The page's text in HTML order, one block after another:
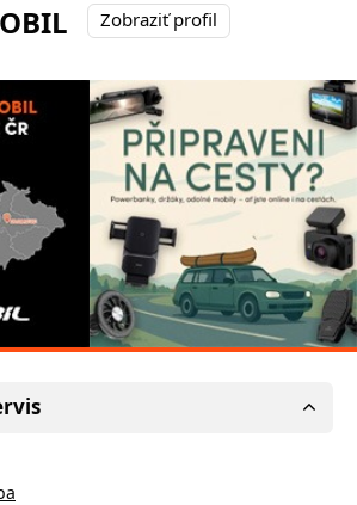
Zobraziť profil